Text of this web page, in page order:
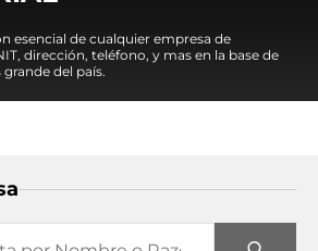
esencial de cualquier empresa de
dirección, teléfono, y mas en la base de
del país.